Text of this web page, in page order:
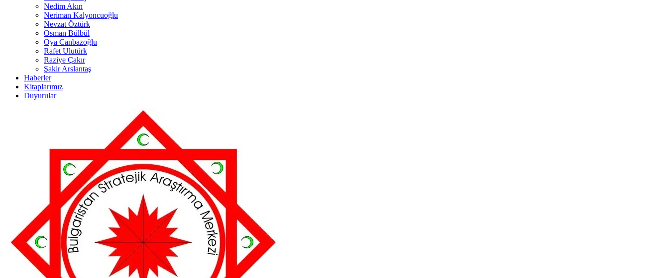
Nedim Akın
Neriman Kalyoncuoğlu
Nevzat Öztürk
Osman Bülbül
Oya Canbazoğlu
Rafet Ulutürk
Raziye Çakır
Şakir Arslantaş
Haberler
Kitaplarımız
Duyurular